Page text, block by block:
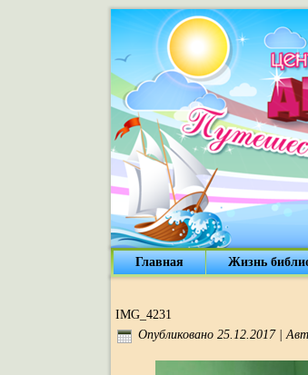
Главная Жизнь
IMG_4231
Опубликовано 25.12.2017|